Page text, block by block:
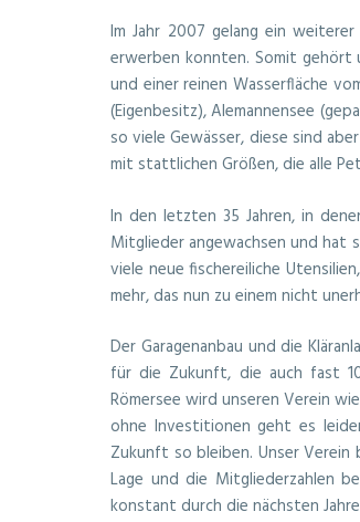
Im Jahr 2007 gelang ein
erwerben konnten. Somit gehört
und einer reinen Wasserfläche
(Eigenbesitz), Alemannensee
so viele Gewässer, diese sind
mit stattlichen Größen, die alle
In den letzten 35 Jahren, in
Mitglieder angewachsen und hat
viele neue fischereiliche
mehr, das nun zu einem nicht
Der Garagenanbau und die
für die Zukunft, die auch fast
Römersee wird unseren Verein
ohne Investitionen geht es
Zukunft so bleiben. Unser
Lage und die Mitgliederzahlen
konstant durch die nächsten